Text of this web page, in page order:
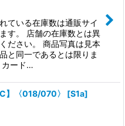
ている在庫数は通販サイ
す。 店舗の在庫数とは異
ださい。 商品写真は見本
と同一であるとは限りま
カード…
】〈018/070〉 [S1a]